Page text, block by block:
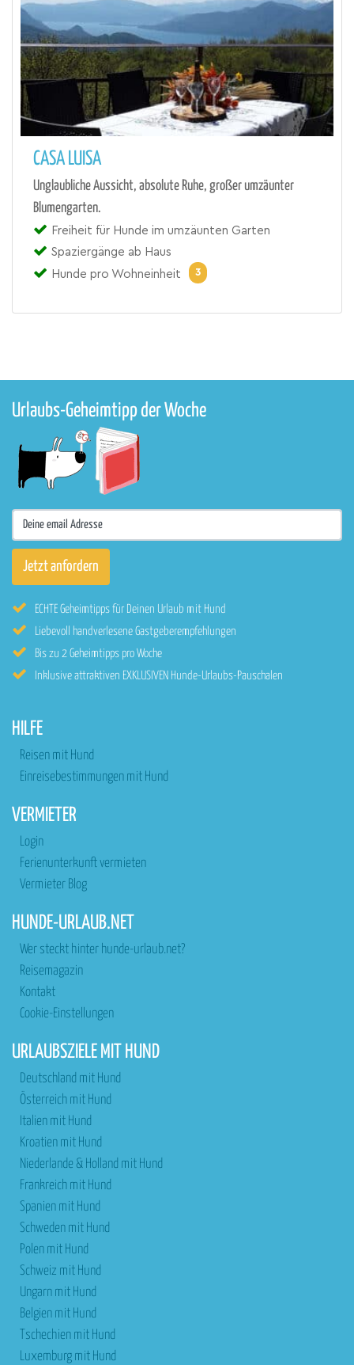
CASA LUISA
Unglaubliche Aussicht, absolute Ruhe, großer umzäunter
Blumengarten.
Freiheit für Hunde im umzäunten Garten
Spaziergänge ab Haus
Hunde pro Wohneinheit
3
Urlaubs-Geheimtipp der Woche
ECHTE Geheimtipps für Deinen Urlaub mit Hund
Liebevoll handverlesene Gastgeberempfehlungen
Bis zu 2 Geheimtipps pro Woche
Inklusive attraktiven EXKLUSIVEN Hunde-Urlaubs-Pauschalen
HILFE
Reisen mit Hund
Einreisebestimmungen mit Hund
VERMIETER
Login
Ferienunterkunft vermieten
Vermieter Blog
HUNDE-URLAUB.NET
Wer steckt hinter hunde-urlaub.net?
Reisemagazin
Kontakt
Cookie-Einstellungen
URLAUBSZIELE MIT HUND
Deutschland mit Hund
Österreich mit Hund
Italien mit Hund
Kroatien mit Hund
Niederlande & Holland mit Hund
Frankreich mit Hund
Spanien mit Hund
Schweden mit Hund
Polen mit Hund
Schweiz mit Hund
Ungarn mit Hund
Belgien mit Hund
Tschechien mit Hund
Luxemburg mit Hund